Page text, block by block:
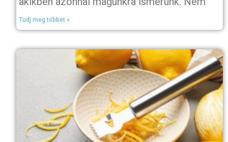
Tudj meg többet »